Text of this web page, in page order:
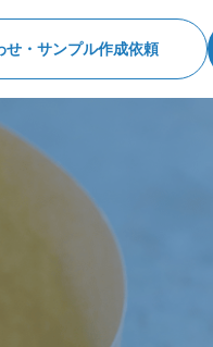
せ・サンプル作成依頼